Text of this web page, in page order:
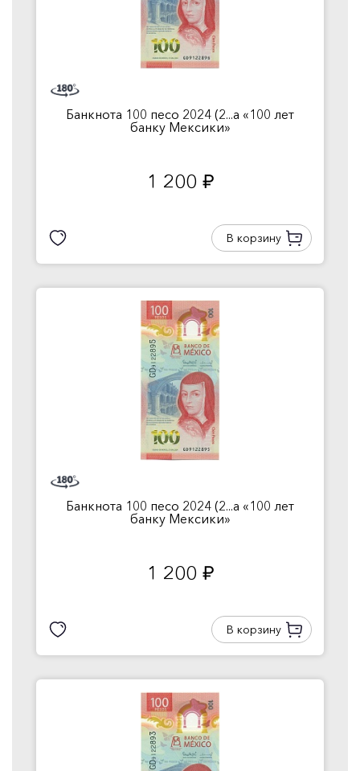
Банкнота 100 песо 2024 (2...а «100 лет
банку Мексики»
1 200 руб.
В корзину
Банкнота 100 песо 2024 (2...а «100 лет
банку Мексики»
1 200 руб.
В корзину